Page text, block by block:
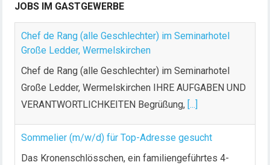
JOBS IM GASTGEWERBE
Chef de Rang (alle Geschlechter) im Seminarhotel
Große Ledder, Wermelskirchen
Chef de Rang (alle Geschlechter) im Seminarhotel
Große Ledder, Wermelskirchen IHRE AUFGABEN UND
VERANTWORTLICHKEITEN Begrüßung, [...]
Sommelier (m/w/d) für Top-Adresse gesucht
Das Kronenschlösschen, ein familiengeführtes 4-